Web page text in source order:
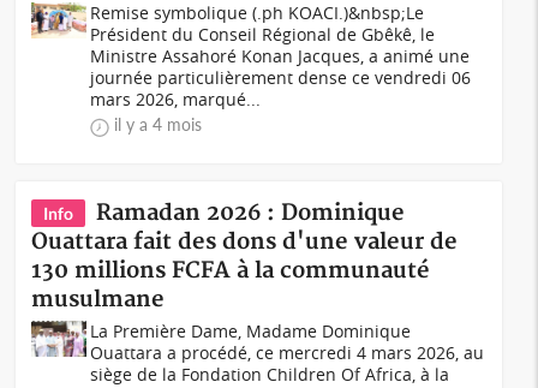
Remise symbolique (.ph KOACI.)&nbsp;Le
Président du Conseil Régional de Gbêkê, le
Ministre Assahoré Konan Jacques, a animé une
journée particulièrement dense ce vendredi 06
mars 2026, marqué...
il y a 4 mois
Info
Ramadan 2026 : Dominique
Ouattara fait des dons d'une valeur de
130 millions FCFA à la communauté
musulmane
La Première Dame, Madame Dominique
Ouattara a procédé, ce mercredi 4 mars 2026, au
siège de la Fondation Children Of Africa, à la